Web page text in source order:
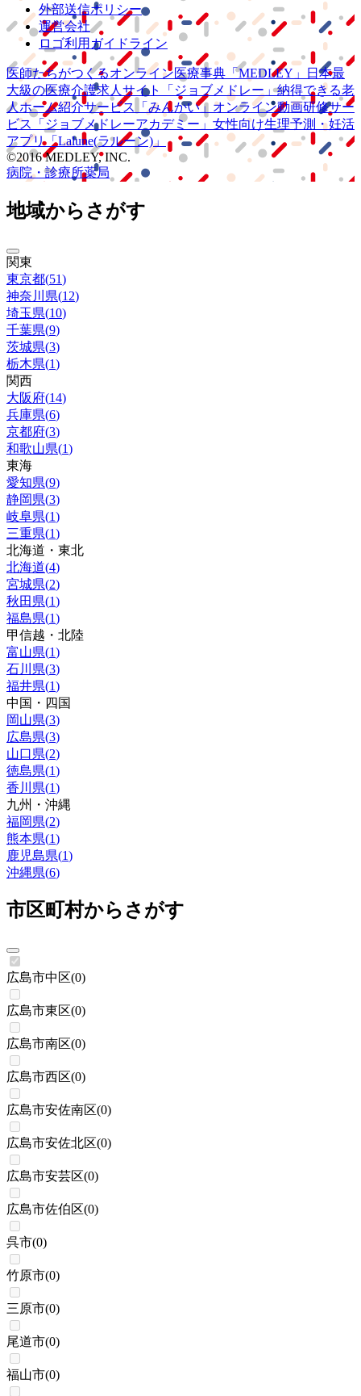
外部送信ポリシー
運営会社
ロゴ利用ガイドライン
医師たちがつくるオンライン医療事典 「MEDLEY」
日本最
大級の医療介護求人サイト 「ジョブメドレー」納得できる老
人ホーム紹介サービス
「みんかい」 オンライン動画研修サー
ビス
「ジョブメドレーアカデミー」 女性向け生理予測・妊活
アプリ「Lalune(ラルーン)」
©2016 MEDLEY, INC.
病院・診療所薬局
地域からさがす
関東
東京都(51)
神奈川県(12)
埼玉県(10)
千葉県(9)
茨城県(3)
栃木県(1)
関西
大阪府(14)
兵庫県(6)
京都府(3)
和歌山県(1)
東海
愛知県(9)
静岡県(3)
岐阜県(1)
三重県(1)
北海道・東北
北海道(4)
宮城県(2)
秋田県(1)
福島県(1)
甲信越・北陸
富山県(1)
石川県(3)
福井県(1)
中国・四国
岡山県(3)
広島県(3)
山口県(2)
徳島県(1)
香川県(1)
九州・沖縄
福岡県(2)
熊本県(1)
鹿児島県(1)
沖縄県(6)
市区町村からさがす
広島市中区(0)
広島市東区(0)
広島市南区(0)
広島市西区(0)
広島市安佐南区(0)
広島市安佐北区(0)
広島市安芸区(0)
広島市佐伯区(0)
呉市(0)
竹原市(0)
三原市(0)
尾道市(0)
福山市(0)